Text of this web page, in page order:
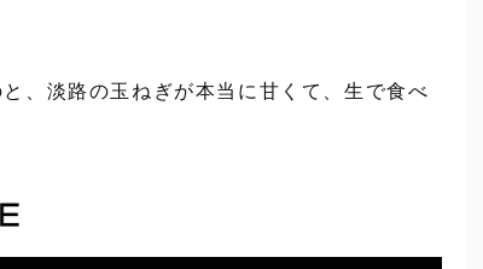
、淡路の玉ねぎが本当に甘くて、生で食べ